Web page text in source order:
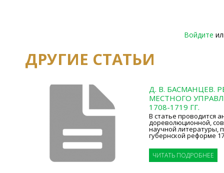
Войдите
ДРУГИЕ СТАТЬИ
Д. В. БАСМАНЦЕВ.
МЕСТНОГО
1708-1719 ГГ.
В статье проводится
дореволюционной,
научной литературы,
губернской реформе
ЧИТАТЬ ПОДРОБНЕЕ